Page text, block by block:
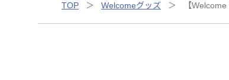
TOP Welcomeグッズ 【